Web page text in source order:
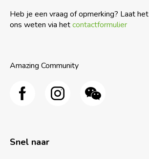
Heb je een vraag of opmerking? Laat het
ons weten via hetcontactformulier
Amazing Community
Snel naar